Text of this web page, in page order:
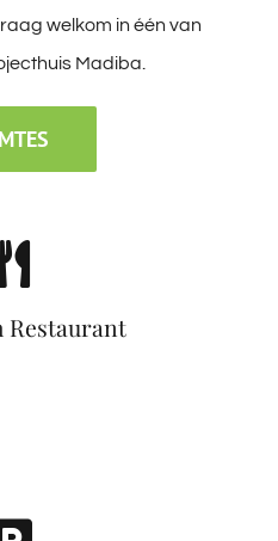
welkom in één van
Madiba.
Restaurant